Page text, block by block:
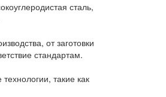
сталь,
от заготовки
стандартам.
такие как